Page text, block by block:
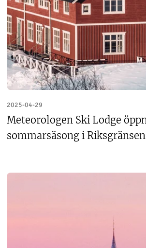
2025-04-29
Meteorologen Ski Lodge öppnar för
sommarsäsong i Riksgränsen